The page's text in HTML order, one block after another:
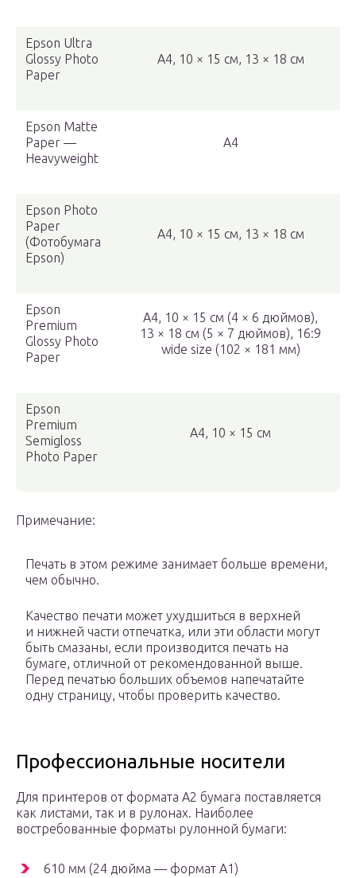
Epson Ultra
Glossy Photo
Paper
A4, 10 × 15 см, 13 × 18 см
Epson Matte
Paper —
Heavyweight
A4
Epson Photo
Paper
(Фотобумага
Epson)
A4, 10 × 15 см, 13 × 18 см
Epson
Premium
Glossy Photo
Paper
A4, 10 × 15 см (4 × 6 дюймов),
13 × 18 см (5 × 7 дюймов), 16:9
wide size (102 × 181 мм)
Epson
Premium
Semigloss
Photo Paper
A4, 10 × 15 см
Примечание:
Печать в этом режиме занимает больше времени,
чем обычно.
Качество печати может ухудшиться в верхней
и нижней части отпечатка, или эти области могут
быть смазаны, если производится печать на
бумаге, отличной от рекомендованной выше.
Перед печатью больших объемов напечатайте
одну страницу, чтобы проверить качество.
Профессиональные носители
Для принтеров от формата А2 бумага поставляется
как листами, так и в рулонах. Наиболее
востребованные форматы рулонной бумаги:
610 мм (24 дюйма — формат А1)